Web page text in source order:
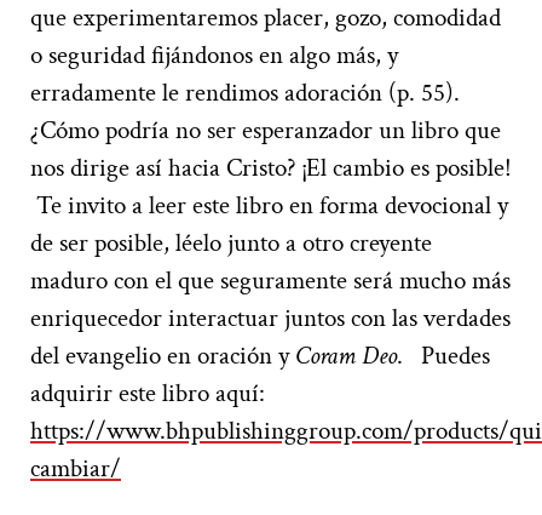
que experimentaremos placer, gozo, comodidad
o seguridad fijándonos en algo más, y
erradamente le rendimos adoración (p. 55).
¿Cómo podría no ser esperanzador un libro que
nos dirige así hacia Cristo? ¡El cambio es posible!
Te invito a leer este libro en forma devocional y
de ser posible, léelo junto a otro creyente
maduro con el que seguramente será mucho más
enriquecedor interactuar juntos con las verdades
del evangelio en oración yCoram Deo. Puedes
adquirir este libro aquí:
https://www.bhpublishinggroup.com/products/
cambiar/